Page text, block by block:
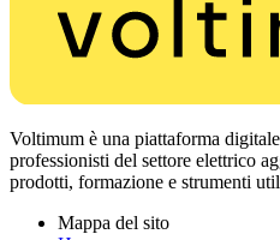
Voltimum è una piattaforma
professionisti del settore elettrico
prodotti, formazione e strumenti
Mappa del sito